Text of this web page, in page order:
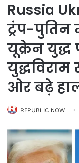
Russia
ट्रंप-
यूक्रेन युद्ध
ओर बढ़े
REPUBLIC NOW